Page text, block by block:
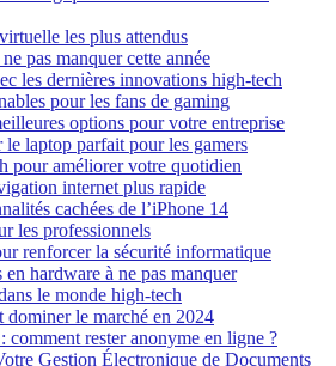
les plus attendus
pas manquer cette année
les dernières innovations high-tech
pour les fans de gaming
options pour votre entreprise
laptop parfait pour les gamers
pour améliorer votre quotidien
internet plus rapide
cachées de l’iPhone 14
les professionnels
renforcer la sécurité informatique
hardware à ne pas manquer
le monde high-tech
dominer le marché en 2024
comment rester anonyme en ligne ?
Gestion Électronique de Documents